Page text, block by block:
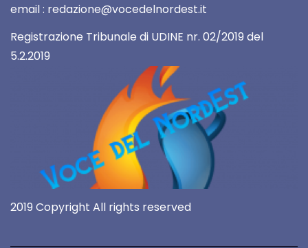
email : redazione@vocedelnordest.it
Registrazione Tribunale di UDINE nr. 02/2019 del
5.2.2019
2019 Copyright All rights reserved